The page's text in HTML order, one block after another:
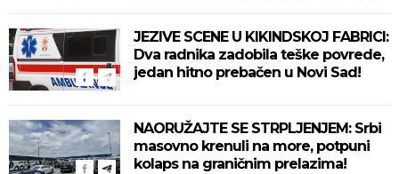
JEZIVE SCENE U KIKINDSKOJ FABRICI:
Dva radnika zadobila teške povrede,
jedan hitno prebačen u Novi Sad!
NAORUŽAJTE SE STRPLJENJEM: Srbi
masovno krenuli na more, potpuni
kolaps na graničnim prelazima!